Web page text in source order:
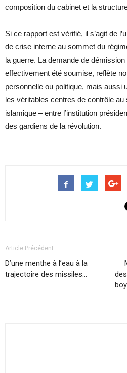
composition du cabinet et la
Si ce rapport est vérifié, il s’agit de
de crise interne au sommet du
la guerre. La demande de
effectivement été soumise, reflète
personnelle ou politique, mais aussi
les véritables centres de contrôle au
islamique – entre l’institution
des gardiens de la révolution.
Article Précédent
D’une menthe à l’eau à la
trajectoire des missiles…